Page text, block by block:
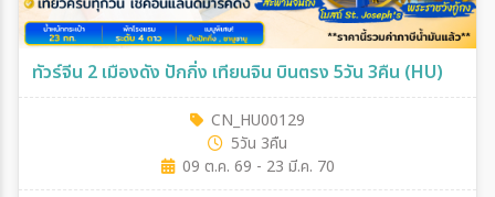
ทัวร์จีน 2 เมืองดัง ปักกิ่ง เทียนจิน บินตรง 5วัน 3คืน (HU)
CN_HU00129
5วัน 3คืน
09 ต.ค. 69 - 23 มี.ค. 70